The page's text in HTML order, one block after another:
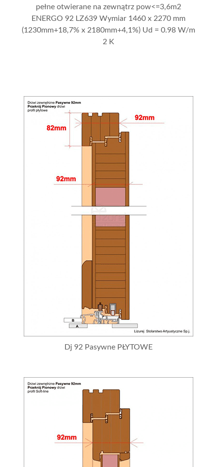
pełne otwierane na zewnątrz pow<=3,6m2
ENERGO 92 LZ639 Wymiar 1460 x 2270 mm
(1230mm+18,7% x 2180mm+4,1%) Ud = 0.98 W/m
2 K
Dj 92 Pasywne PŁYTOWE